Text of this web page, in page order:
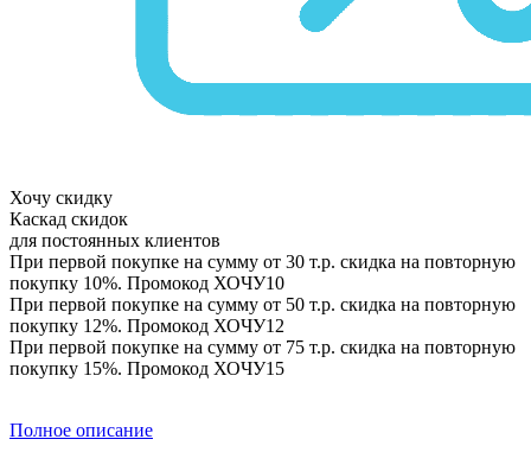
Хочу скидку
Каскад скидок
для постоянных клиентов
При первой покупке на сумму от 30 т.р. скидка на повторную
покупку 10%. Промокод ХОЧУ10
При первой покупке на сумму от 50 т.р. скидка на повторную
покупку 12%. Промокод ХОЧУ12
При первой покупке на сумму от 75 т.р. скидка на повторную
покупку 15%. Промокод ХОЧУ15
Полное описание